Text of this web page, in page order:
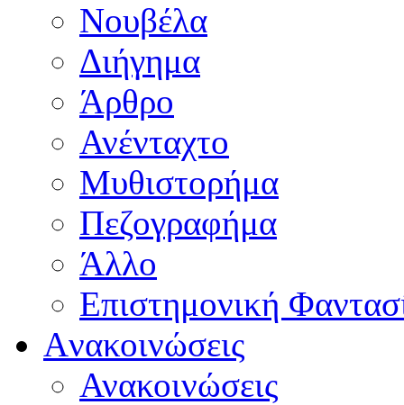
Νουβέλα
Διήγημα
Άρθρο
Ανένταχτο
Μυθιστορήμα
Πεζογραφήμα
Άλλο
Επιστημονική
Aνακοινώσεις
Ανακοινώσεις